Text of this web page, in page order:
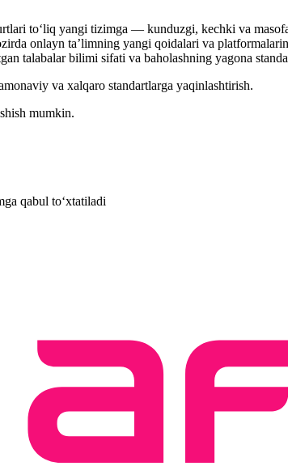
to‘liq yangi tizimga — kunduzgi, kechki va
onlayn taʼlimning yangi qoidalari va
talabalar bilimi sifati va baholashning yagona
va xalqaro standartlarga yaqinlashtirish.
mumkin.
qabul to‘xtatiladi